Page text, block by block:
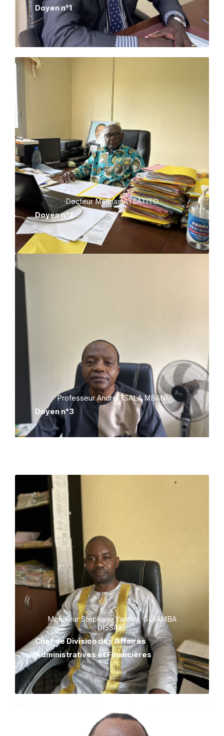
Doyen n°1
Docteur Mathias ATSATITO
Doyen n°2
Professeur André TSALA MBANI
Doyen n°3
Monsieur Stéphane Yannick GUIAMBA
DISSAKE
Chef de Division des Affaires
Administratives et Financières